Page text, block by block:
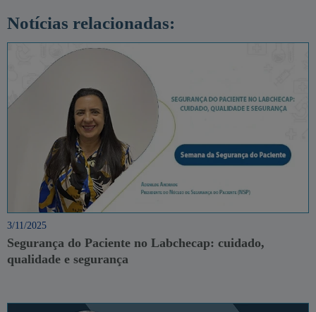
Notícias relacionadas:
3/11/2025
Segurança do Paciente no Labchecap: cuidado,
qualidade e segurança